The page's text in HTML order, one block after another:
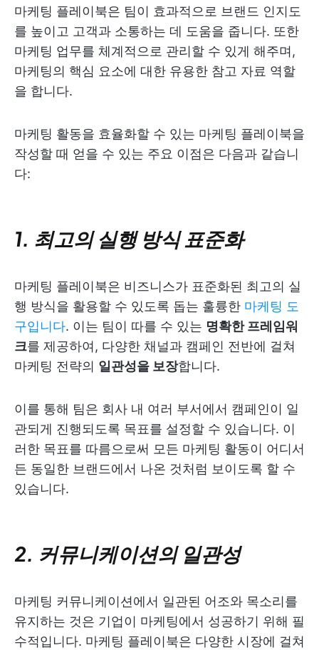
마케팅 플레이북은 팀이 효과적으로 브랜드 인지도
를 높이고 고객과 소통하는 데 도움을 줍니다. 또한
마케팅 업무를 체계적으로 관리할 수 있게 해주며,
마케팅의 핵심 요소에 대한 유용한 참고 자료 역할
을 합니다.
마케팅 활동을 효율화할 수 있는 마케팅 플레이북을
작성할 때 얻을 수 있는 주요 이점은 다음과 같습니
다:
1. 최고의 실행 방식 표준화
마케팅 플레이북은 비즈니스가 표준화된 최고의 실
행 방식을 활용할 수 있도록 돕는 훌륭한 마케팅 도
구입니다. 이는 팀이 따를 수 있는 명확한 프레임워
크를 제공하여, 다양한 채널과 캠페인 전반에 걸쳐
마케팅 전략의 일관성을 보장합니다.
이를 통해 팀은 회사 내 여러 부서에서 캠페인이 일
관되게 진행되도록 목표를 설정할 수 있습니다. 이
러한 목표를 따름으로써 모든 마케팅 활동이 어디서
든 동일한 브랜드에서 나온 것처럼 보이도록 할 수
있습니다.
2. 커뮤니케이션의 일관성
마케팅 커뮤니케이션에서 일관된 어조와 목소리를
유지하는 것은 기업이 마케팅에서 성공하기 위해 필
수적입니다. 마케팅 플레이북은 다양한 시장에 걸쳐